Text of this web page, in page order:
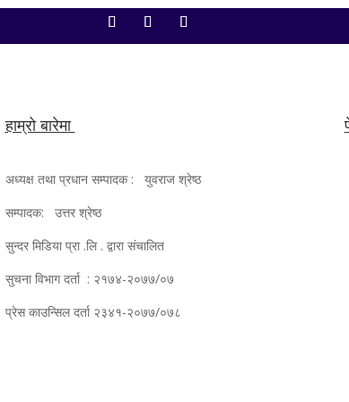
हाम्रो बारेमा
अध्यक्ष तथा प्रधान सम्पादक : युवराज श्रेष्ठ
सम्पादक: उत्तर श्रेष्ठ
सुन्दर मिडिया प्रा .लि . द्वारा संचालित
सुचना विभाग दर्ता : २१७४-२०७७/०७
प्रेस काउन्सिल दर्ता २३४१-२०७७/०७८